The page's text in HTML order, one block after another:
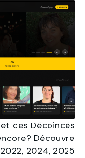
des Décoincés
Découvre
2024, 2025